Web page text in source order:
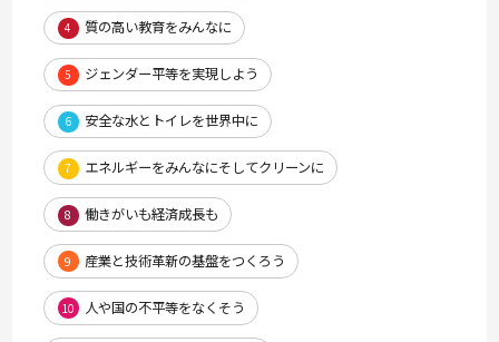
4 質の高い教育をみんなに
5 ジェンダー平等を実現しよう
6 安全な水とトイレを世界中に
7 エネルギーをみんなにそしてクリーンに
8 働きがいも経済成長も
9 産業と技術革新の基盤をつくろう
10 人や国の不平等をなくそう